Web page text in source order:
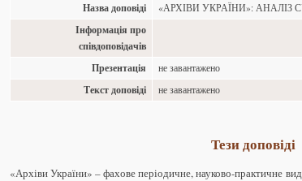
Назва доповіді «АРХІВИ УКРАЇНИ»:
Інформація про
співдоповідачів
Презентація
не завантажено
Текст доповіді не завантажено
Тези доповіді
«Архіви України» – фахове періодичне, науково-практичне